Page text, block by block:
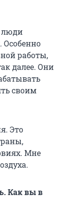
люди
работы,
далее. Они
своим
Это
Мне
Как вы в